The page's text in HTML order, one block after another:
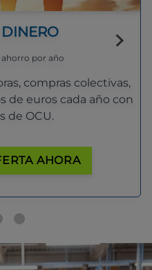
por año
compras colectivas,
de euros cada año con
de OCU.
AHORA